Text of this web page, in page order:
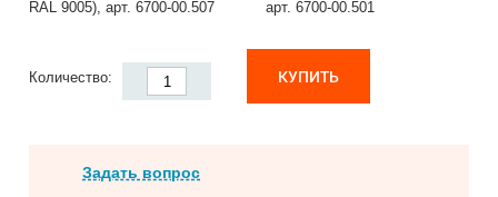
RAL 9005), арт. 6700-00.507 арт. 6700-00.501
Количество: КУПИТЬ
Задать вопрос